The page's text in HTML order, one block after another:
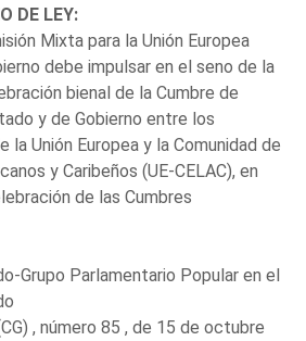
DE LEY:
Mixta para la Unión Europea
debe impulsar en el seno de la
bienal de la Cumbre de
y de Gobierno entre los
la Unión Europea y la Comunidad de
y Caribeños (UE-CELAC), en
de las Cumbres
Grupo Parlamentario Popular en el
, número 85 , de 15 de octubre